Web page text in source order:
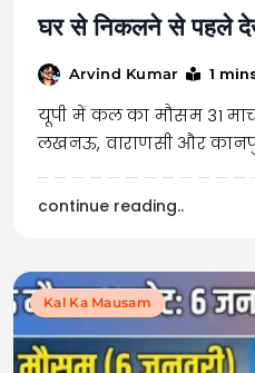
घर से निकलने से पहले देख
Arvind Kumar 1
यूपी में कल का मौसम 31
लखनऊ, वाराणसी और
continue reading..
Kal Ka Mausam